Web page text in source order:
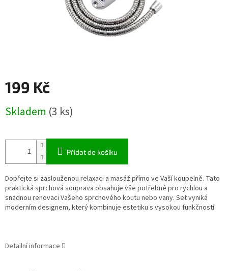
199 Kč
cena:
Skladem (3 ks)
Přidat do košíku
Dopřejte si zaslouženou relaxaci a masáž přímo ve Vaší koupelně. Tato
praktická sprchová souprava obsahuje vše potřebné pro rychlou a
snadnou renovaci Vašeho sprchového koutu nebo vany. Set vyniká
moderním designem, který kombinuje estetiku s vysokou funkčností.
Detailní informace